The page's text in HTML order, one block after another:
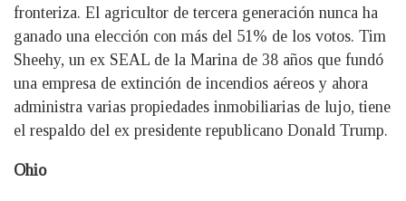
fronteriza. El agricultor de tercera generación nunca ha
ganado una elección con más del 51% de los votos. Tim
Sheehy, un ex SEAL de la Marina de 38 años que fundó
una empresa de extinción de incendios aéreos y ahora
administra varias propiedades inmobiliarias de lujo, tiene
el respaldo del ex presidente republicano Donald Trump.
Ohio